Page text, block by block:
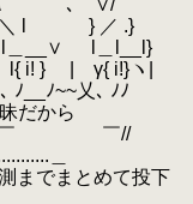
／ .}
l＿l__l}
i!}ヽ|
乂､ ﾉﾉ
から
￣//
＿
まとめて投下